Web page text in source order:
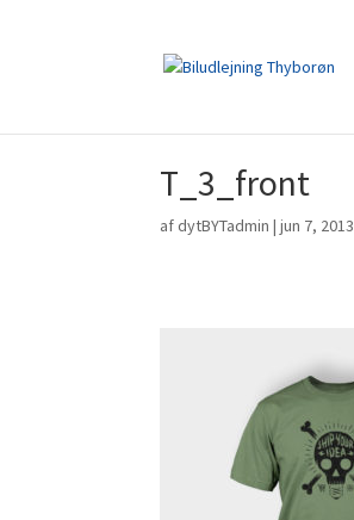
T_3_front
afdytBYTadmin |jun 7, 2013